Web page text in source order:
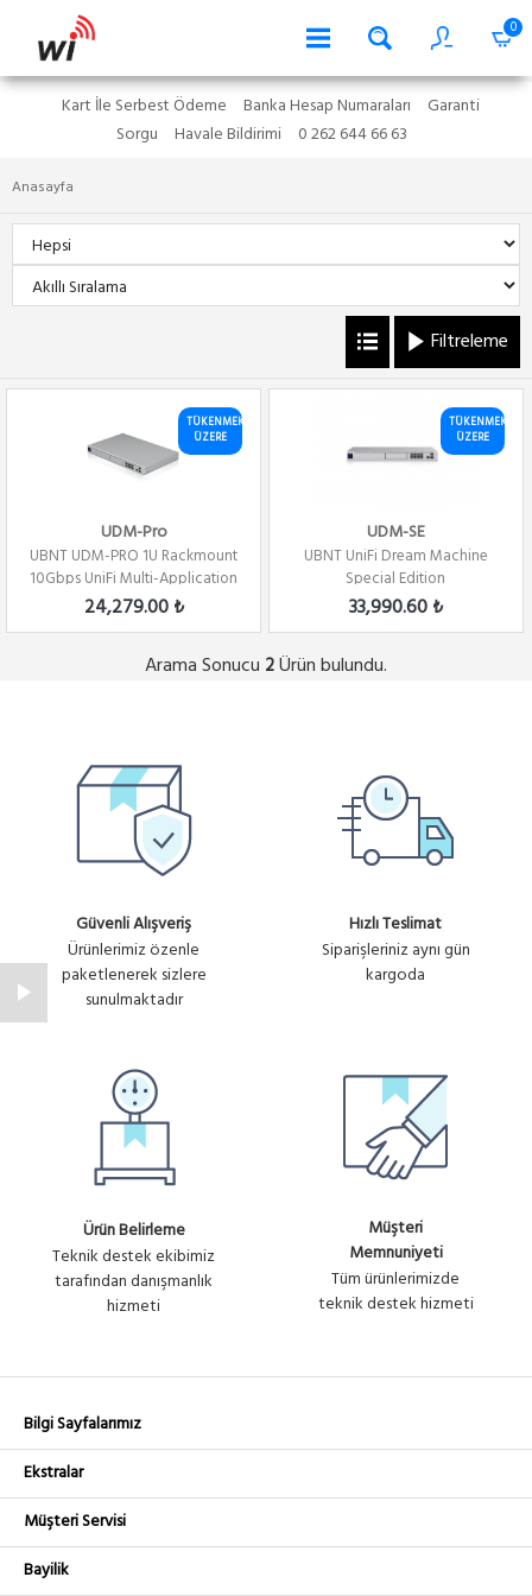
0
Kart İle Serbest Ödeme Banka Hesap Numaraları
Garanti
Sorgu
Havale Bildirimi 0 262 644 66 63
Anasayfa
Filtreleme
TÜKENMEK
ÜZERE
UDM-Pro
UBNT UDM-PRO 1U Rackmount
10Gbps UniFi Multi-Application
System
24,279.00 ₺
TÜKENMEK
ÜZERE
UDM-SE
UBNT UniFi Dream Machine
Special Edition
33,990.60 ₺
Arama Sonucu 2Ürün bulundu.
Güvenli Alışveriş
Ürünlerimiz özenle
paketlenerek sizlere
sunulmaktadır
Hızlı Teslimat
Siparişleriniz aynı gün
kargoda
Ürün Belirleme
Teknik destek ekibimiz
tarafından danışmanlık
hizmeti
Müşteri
Memnuniyeti
Tüm ürünlerimizde
teknik destek hizmeti
Bilgi Sayfalarımız
Ekstralar
Müşteri Servisi
Bayilik